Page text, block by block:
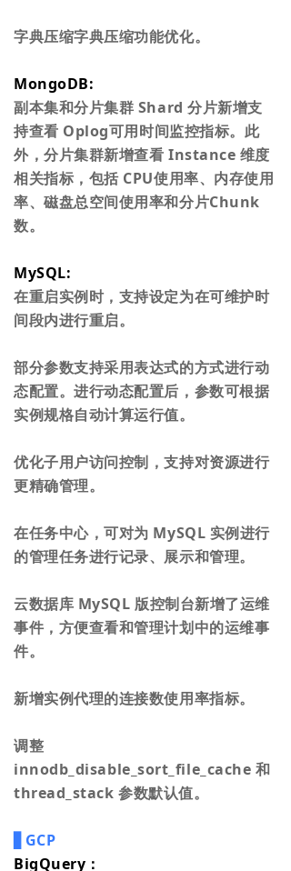
字典压缩字典压缩功能优化。
MongoDB:
副本集和分片集群 Shard 分片新增支
持查看 Oplog可用时间监控指标。此
外，分片集群新增查看 Instance 维度
相关指标，包括 CPU使用率、内存使用
率、磁盘总空间使用率和分片Chunk
数。
MySQL:
在重启实例时，支持设定为在可维护时
间段内进行重启。
部分参数支持采用表达式的方式进行动
态配置。进行动态配置后，参数可根据
实例规格自动计算运行值。
优化子用户访问控制，支持对资源进行
更精确管理。
在任务中心，可对为 MySQL 实例进行
的管理任务进行记录、展示和管理。
云数据库 MySQL 版控制台新增了运维
事件，方便查看和管理计划中的运维事
件。
新增实例代理的连接数使用率指标。
调整
innodb_disable_sort_file_cache 和
thread_stack 参数默认值。
▋GCP
BigQuery：